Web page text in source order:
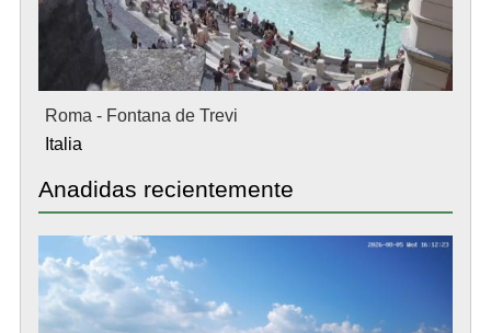
Roma - Fontana de Trevi
Italia
Anadidas recientemente